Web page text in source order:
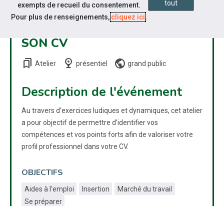
IDENTIFIER ET VALORISER
SON CV
bookmarks Atelier nest_cam_indoor présentiel public grand public
Description de l'événement
Au travers d’exercices ludiques et dynamiques, cet atelier
a pour objectif de permettre d’identifier vos
compétences et vos points forts afin de valoriser votre
profil professionnel dans votre CV.
OBJECTIFS
Aides à l'emploi Insertion
Marché du travail
Se préparer
exempts de recueil du consentement.
Pour plus de renseignements,cliquez ici.
tout